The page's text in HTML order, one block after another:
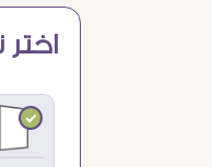
اختر